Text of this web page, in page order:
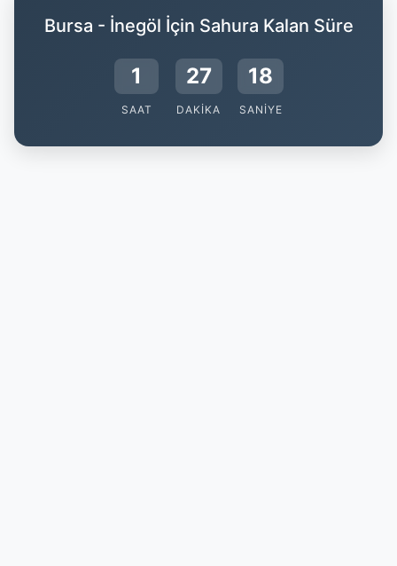
Bursa - İnegöl İçin Sahura Kalan Süre
1
SAAT
27
DAKIKA
18
SANIYE